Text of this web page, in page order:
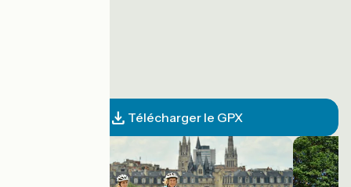
Télécharger le GPX